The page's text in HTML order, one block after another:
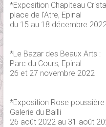
*Exposition Chapiteau
place de l'Atre, Epinal
du 15 au 18 décembre
*Le Bazar des Beaux Arts :
Parc du Cours, Epinal
26 et 27 novembre 2022
*Exposition Rose poussière
Galerie du Bailli
26 août 2022 au 31 août